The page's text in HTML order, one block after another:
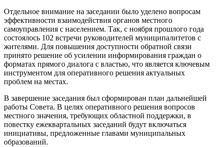
Отдельное внимание на заседании было уделено вопросам
эффективности взаимодействия органов местного
самоуправления с населением. Так, с ноября прошлого года
состоялось 102 встречи руководителей муниципалитетов с
жителями. Для повышения доступности обратной связи
принято решение об усилении информирования граждан о
форматах прямого диалога с властью, что является ключевым
инструментом для оперативного решения актуальных
проблем на местах.
В завершение заседания был сформирован план дальнейшей
работы Совета. В целях оперативного решения вопросов
местного значения, требующих областной поддержки, в
повестку ежеквартальных заседаний будут включаться
инициативы, предложенные главами муниципальных
образований.